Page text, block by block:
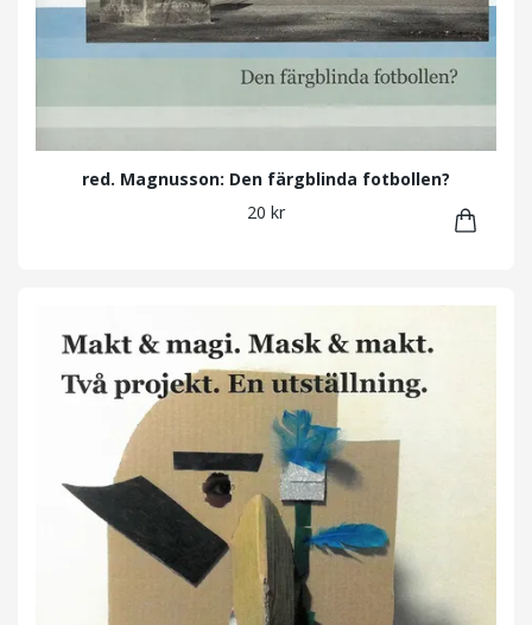
red. Magnusson: Den färgblinda fotbollen?
20 kr